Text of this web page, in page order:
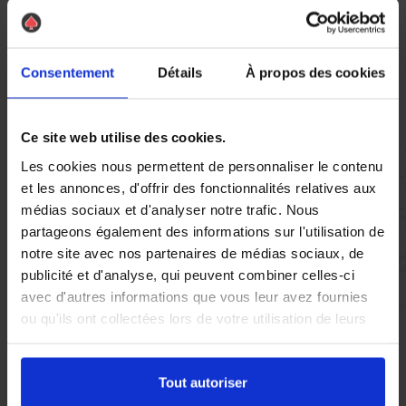
Consentement Détails À propos des cookies
Ce site web utilise des cookies.
Les cookies nous permettent de personnaliser le contenu
et les annonces, d'offrir des fonctionnalités relatives aux
médias sociaux et d'analyser notre trafic. Nous
partageons également des informations sur l'utilisation de
notre site avec nos partenaires de médias sociaux, de
publicité et d'analyse, qui peuvent combiner celles-ci
avec d'autres informations que vous leur avez fournies
ou qu'ils ont collectées lors de votre utilisation de leurs
Tout autoriser
chèque, un reçu CB et une facture vous sont envoyés par
Etape 5 :
Vous évaluez la prestation
Vous recevez une demande d’évaluation de votre expérience
avec l’équipe AS DE PIC.
Nous avons pensé à tout